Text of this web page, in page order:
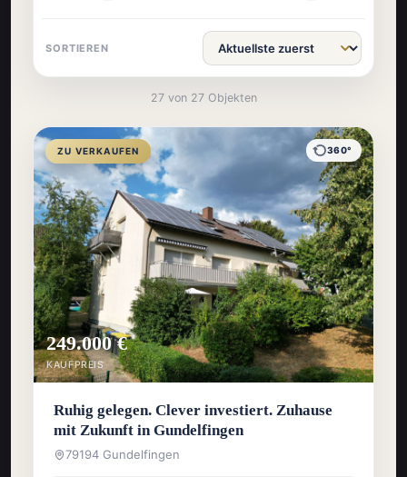
SORTIEREN
27 von 27 Objekten
ZU VERKAUFEN 360°
249.000 €
KAUFPREIS
Ruhig gelegen. Clever investiert. Zuhause
mit Zukunft in Gundelfingen
79194 Gundelfingen